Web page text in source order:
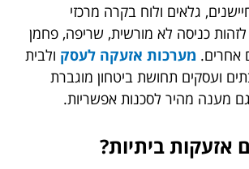
גלאים ולוח בקרה מרכזי
לזהות כניסה לא מורשית, שריפה, פחמן
אחרים. מערכות אזעקה לעסק ולבית
ועסקים תחושת ביטחון מוגברת
מענה מהיר לסכנות אפשריות.
אזעקות ביתיות?